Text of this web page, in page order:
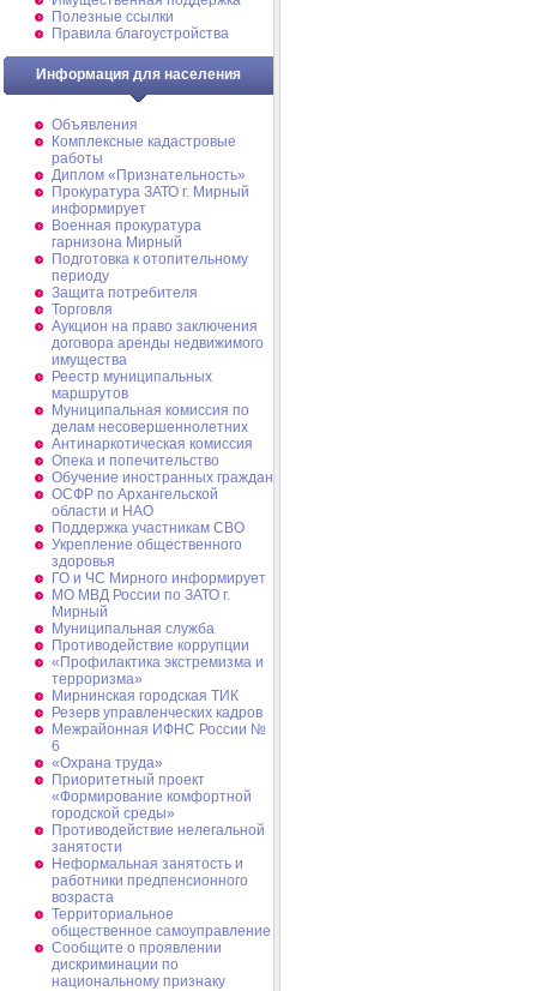
Полезные ссылки
Правила благоустройства
Информация для населения
Объявления
Комплексные кадастровые
работы
Диплом «Признательность»
Прокуратура ЗАТО г. Мирный
информирует
Военная прокуратура
гарнизона Мирный
Подготовка к отопительному
периоду
Защита потребителя
Торговля
Аукцион на право заключения
договора аренды недвижимого
имущества
Реестр муниципальных
маршрутов
Муниципальная комиссия по
делам несовершеннолетних
Антинаркотическая комиссия
Опека и попечительство
Обучение иностранных граждан
ОСФР по Архангельской
области и НАО
Поддержка участникам СВО
Укрепление общественного
здоровья
ГО и ЧС Мирного информирует
МО МВД России по ЗАТО г.
Мирный
Муниципальная cлужба
Противодействие коррупции
«Профилактика экстремизма и
терроризма»
Мирнинская городская ТИК
Резерв управленческих кадров
Межрайонная ИФНС России №
6
«Охрана труда»
Приоритетный проект
«Формирование комфортной
городской среды»
Противодействие нелегальной
занятости
Неформальная занятость и
работники предпенсионного
возраста
Территориальное
общественное самоуправление
Сообщите о проявлении
дискриминации по
национальному признаку